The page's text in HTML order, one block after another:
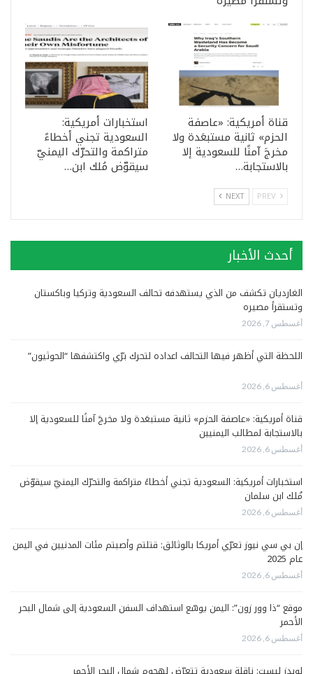
قناة أمريكية: «عاصفة
الحزم» ثانية مستبعَدة ولا
مخرجَ آمنًا للسعودية إلا
بالاستجابة…
استخبارات أمريكية:
السعودية تجني أخطاءً
متراكمة والتحرّك اليمنيّ
سيقوّض مُلك ابن…
NEXT
أحدث الأخبار
الغارديان تكشف من الذي يستهدفه تحالف السعودية وتركيا وباكستان
وتستقرأ مصيره
أغسطس 7, 2026
اللحظة التي أظهر فيها التحالف اعداده لتحرك برّي واكتشفها “الحوثيون”
أغسطس 6, 2026
قناة أمريكية: «عاصفة الحزم» ثانية مستبعَدة ولا مخرجَ آمنًا للسعودية إلا
بالاستجابة لمطالب اليمنيين
أغسطس 6, 2026
استخبارات أمريكية: السعودية تجني أخطاءً متراكمة والتحرّك اليمنيّ سيقوّض
مُلك ابن سلمان
أغسطس 6, 2026
إن بي سي نيوز تعرّي أمريكا بالوثائق: قتلتم وأصبتم مئات المدنيين في اليمن
عام 2025
أغسطس 6, 2026
موقع “ذا وور زون”: اليمن يوسّع استهداف السفن السعودية إلى شمال البحر
الأحمر
أغسطس 6, 2026